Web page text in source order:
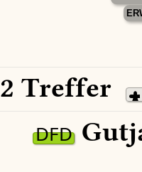
2 Treffer
DFD